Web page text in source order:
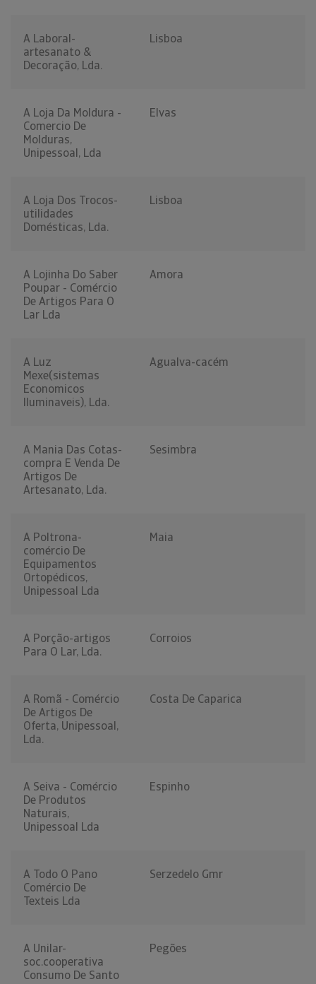
A Laboral-
artesanato &
Decoração, Lda.
Lisboa
A Loja Da Moldura -
Comercio De
Molduras,
Unipessoal, Lda
Elvas
A Loja Dos Trocos-
utilidades
Domésticas, Lda.
Lisboa
A Lojinha Do Saber
Poupar - Comércio
De Artigos Para O
Lar Lda
Amora
A Luz
Mexe(sistemas
Economicos
Iluminaveis), Lda.
Agualva-cacém
A Mania Das Cotas-
compra E Venda De
Artigos De
Artesanato, Lda.
Sesimbra
A Poltrona-
comércio De
Equipamentos
Ortopédicos,
Unipessoal Lda
Maia
A Porção-artigos
Para O Lar, Lda.
Corroios
A Romã - Comércio
De Artigos De
Oferta, Unipessoal,
Lda.
Costa De Caparica
A Seiva - Comércio
De Produtos
Naturais,
Unipessoal Lda
Espinho
A Todo O Pano
Comércio De
Texteis Lda
Serzedelo Gmr
A Unilar-
soc.cooperativa
Consumo De Santo
Pegões